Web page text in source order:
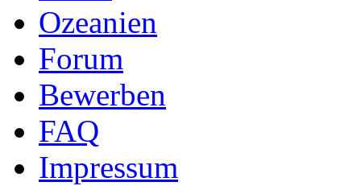
Ozeanien
Forum
Bewerben
FAQ
Impressum